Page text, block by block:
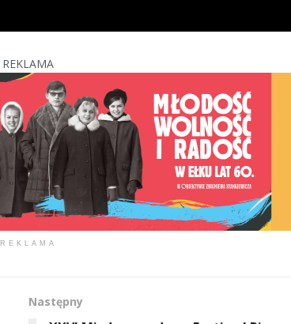
REKLAMA
REKLAMA
Następny